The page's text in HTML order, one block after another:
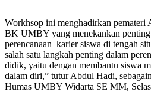
Workhsop ini menghadirkan
BK UMBY yang menekankan
perencanaan karier siswa di tengah
salah satu langkah penting dalam
didik, yaitu dengan membantu siswa
dalam diri,” tutur Abdul Hadi,
Humas UMBY Widarta SE MM,